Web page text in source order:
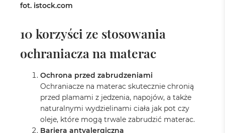
fot. istock.com
10 korzyści ze stosowania
ochraniacza na materac
Ochrona przed zabrudzeniami
Ochraniacze na materac skutecznie chronią
przed plamami z jedzenia, napojów, a także
naturalnymi wydzielinami ciała jak pot czy
oleje, które mogą trwale zabrudzić materac.
Bariera antyalergiczna